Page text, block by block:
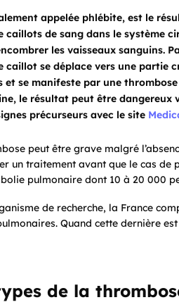
appelée phlébite, est le
caillots de sang dans le système
les vaisseaux sanguins.
caillot se déplace vers une partie
et se manifeste par une
le résultat peut être
précurseurs avec le site
peut être grave malgré
un traitement avant que le cas
pulmonaire dont 10 à 20 000
de recherche, la France
Quand cette dernière
de la